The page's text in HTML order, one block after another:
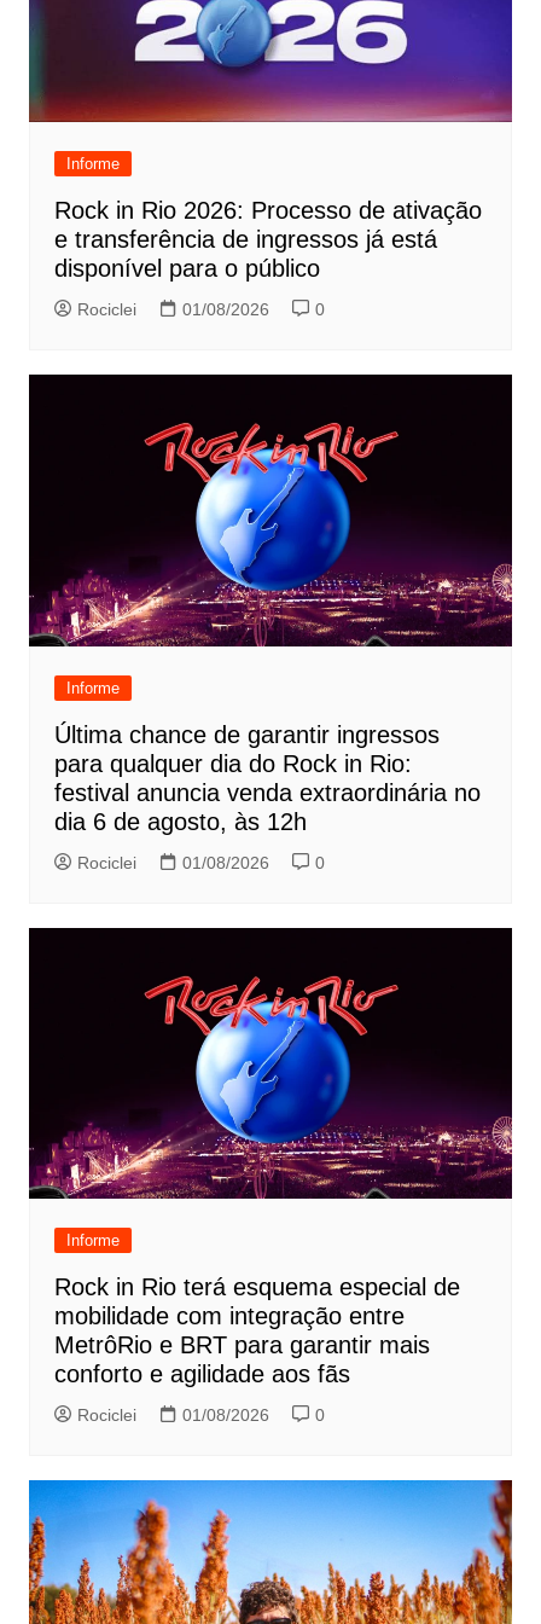
Informe
Rock in Rio 2026: Processo de ativação
e transferência de ingressos já está
disponível para o público
Rociclei 01/08/2026 0
Informe
Última chance de garantir ingressos
para qualquer dia do Rock in Rio:
festival anuncia venda extraordinária no
dia 6 de agosto, às 12h
Rociclei 01/08/2026 0
Informe
Rock in Rio terá esquema especial de
mobilidade com integração entre
MetrôRio e BRT para garantir mais
conforto e agilidade aos fãs
Rociclei 01/08/2026 0